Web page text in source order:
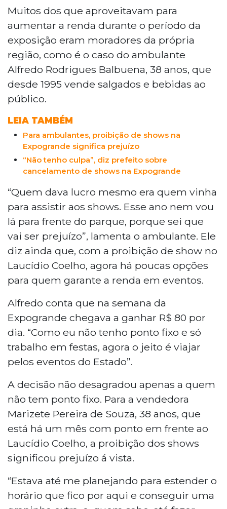
Muitos dos que aproveitavam para
aumentar a renda durante o período da
exposição eram moradores da própria
região, como é o caso do ambulante
Alfredo Rodrigues Balbuena, 38 anos, que
desde 1995 vende salgados e bebidas ao
público.
LEIA TAMBÉM
Para ambulantes, proibição de shows na
Expogrande significa prejuízo
“Não tenho culpa”, diz prefeito sobre
cancelamento de shows na Expogrande
“Quem dava lucro mesmo era quem vinha
para assistir aos shows. Esse ano nem vou
lá para frente do parque, porque sei que
vai ser prejuízo”, lamenta o ambulante. Ele
diz ainda que, com a proibição de show no
Laucídio Coelho, agora há poucas opções
para quem garante a renda em eventos.
Alfredo conta que na semana da
Expogrande chegava a ganhar R$ 80 por
dia. “Como eu não tenho ponto fixo e só
trabalho em festas, agora o jeito é viajar
pelos eventos do Estado”.
A decisão não desagradou apenas a quem
não tem ponto fixo. Para a vendedora
Marizete Pereira de Souza, 38 anos, que
está há um mês com ponto em frente ao
Laucídio Coelho, a proibição dos shows
significou prejuízo á vista.
“Estava até me planejando para estender o
horário que fico por aqui e conseguir uma